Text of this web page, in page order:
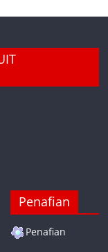
Penafian
Penafian